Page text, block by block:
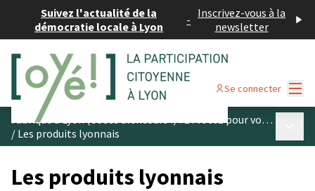
Suivez l'actualité de la
démocratie locale à Lyon
- Inscrivez-vous à la
newsletter
Se connecter
Fabriqué à Lyon (et ses alentours !) #1 : votez pour vos produits préférés
/ Les produits lyonnais
Les produits lyonnais